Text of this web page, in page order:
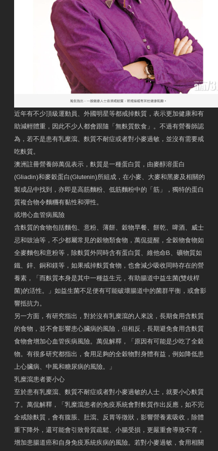
近年有不少頂級運動員、外國明星等都戒掉麩質，表示更加健康和有
助減輕體重，因此不少人都會跟隨「無麩質飲食」。不過有營養師認
為，若不是患有乳糜瀉、麩質不耐症或者對小麥過敏，並沒有需要戒
吃麩質。
澳洲註冊營養師萬侃表示，麩質是一種蛋白質，由麥醇溶蛋白
(Gliadin)和麥穀蛋白(Glutenin)所組成，在小麥、大麥和黑麥及相關的
製成品中找到，亦即是高筋麵粉、低筋麵粉中的「筋」，獨特的蛋白
質複合物令麵糰有黏性和彈性。
或增心血管病風險
含麩質的食物包括麵包、意粉、薄餅、穀物早餐、餅乾、啤酒、威士
忌和豉油等，不少都屬常見的穀物類食物，萬侃提醒，全穀物食物如
全麥麵包和意粉等，除麩質外同時含有蛋白質、維他命B、礦物質如
鐵、鋅、銅和鎂等，如果戒掉麩質食物，也會減少吸收同時存在的營
養素，「而麩質本身是其中一種益生元，有助腸道中益生菌(雙歧桿
菌)的活性。」如益生菌不足便有可能破壞腸道中的菌群平衡，或會影
響抵抗力。
另一方面，有研究指出，對於沒有乳糜瀉的人來說，長期食用含麩質
的食物，並不會影響患心臟病的風險，但相反，長期避免食用含麩質
食物會增加心血管疾病風險。萬侃解釋，「原因有可能是少吃了全穀
物。有很多研究都指出，食用足夠的全穀物對身體有益，例如降低患
上心臟病、中風和糖尿病的風險。」
乳糜瀉患者要小心
至於患有乳糜瀉、麩質不耐症或者對小麥過敏的人士，就要小心麩質
了。萬侃解釋，「乳糜瀉患者的免疫系統會對麩質作出反應，如不完
全戒除麩質，會有腹脹、肚瀉、反胃等徵狀，影響營養素吸收，除體
重下降外，還可能會引致骨質疏鬆、小腸受損，更嚴重會導致不育，
增加患腸道癌和自身免疫系統疾病的風險。若對小麥過敏，食用相關